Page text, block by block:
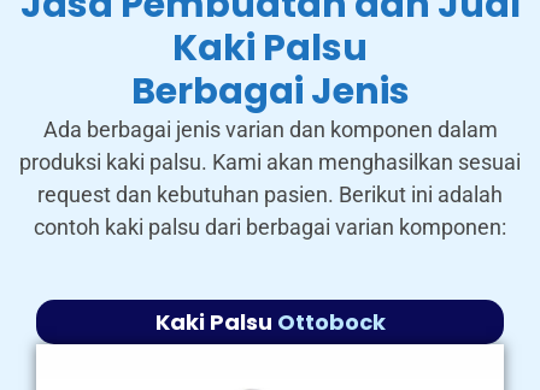
Kaki Palsu
Berbagai Jenis
Ada berbagai jenis varian dan komponen dalam
produksi kaki palsu. Kami akan menghasilkan sesuai
request dan kebutuhan pasien. Berikut ini adalah
contoh kaki palsu dari berbagai varian komponen:
Kaki Palsu Ottobock